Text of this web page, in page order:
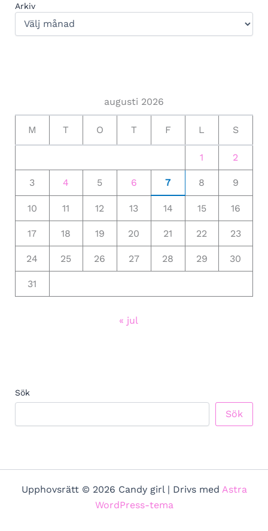
Arkiv
augusti 2026
M T O T F L S
1 2
3 4 5 6 7 8 9
10 11 12 13 14 15 16
17 18 19 20 21 22 23
24 25 26 27 28 29 30
31
« jul
Sök
Sök
Upphovsrätt © 2026 Candy girl | Drivs med Astra
WordPress-tema